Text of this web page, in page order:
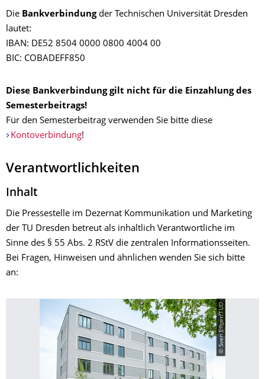
Die Bankverbindungder Technischen Universität Dresden
lautet:
IBAN: DE52 8504 0000 0800 4004 00
BIC: COBADEFF850
Diese Bankverbindung gilt nicht für die Einzahlung des
Semesterbeitrags!
Für den Semesterbeitrag verwenden Sie bitte diese
Kontoverbindung!
Verantwortlichkeiten
Inhalt
Die Pressestelle im Dezernat Kommunikation und Marketing
der TU Dresden betreut als inhaltlich Verantwortliche im
Sinne des § 55 Abs. 2 RStV die zentralen Informationsseiten.
Bei Fragen, Hinweisen und ähnlichen wenden Sie sich bitte
an:
© Sven Ellger/TUD